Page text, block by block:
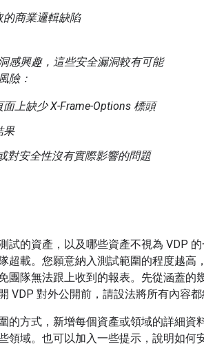
商業邏輯缺陷
感興趣，這些安全漏洞較有可能
險：
上缺少 X-Frame-Options 標頭
果
對安全性沒有實際影響的問題
試的資產，以及哪些資產不視為 VDP
超載。您願意納入測試範圍的程度越高
團隊無法跟上收到的報表。先從涵蓋的
VDP 對外公開前，請設法將所有內容都
的方式，新增每個資產或領域的詳細資
領域。也可以加入一些提示，說明如何